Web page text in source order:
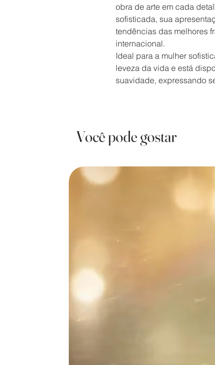
obra de arte em cada
sofisticada, sua
tendências das melhores
internacional.
Ideal para a mulher
leveza da vida e está
suavidade, expressando
Você pode gostar